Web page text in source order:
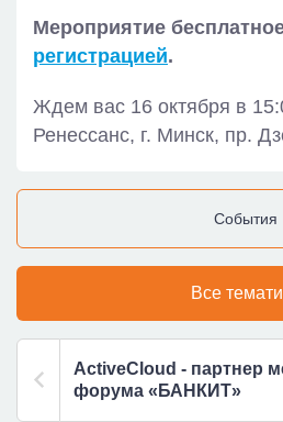
Мероприятие
регистрацией.
Ждем вас 16 октября в
Ренессанс, г. Минск, пр.
События
Все
ActiveCloud - партнер
форума «БАНКИТ»